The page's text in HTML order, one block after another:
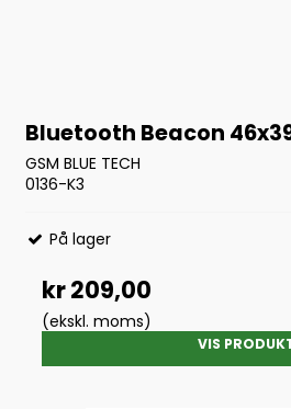
Bluetooth Beacon
GSM BLUE TECH
0136-K3
På lager
kr 209,00
(ekskl. moms)
VIS